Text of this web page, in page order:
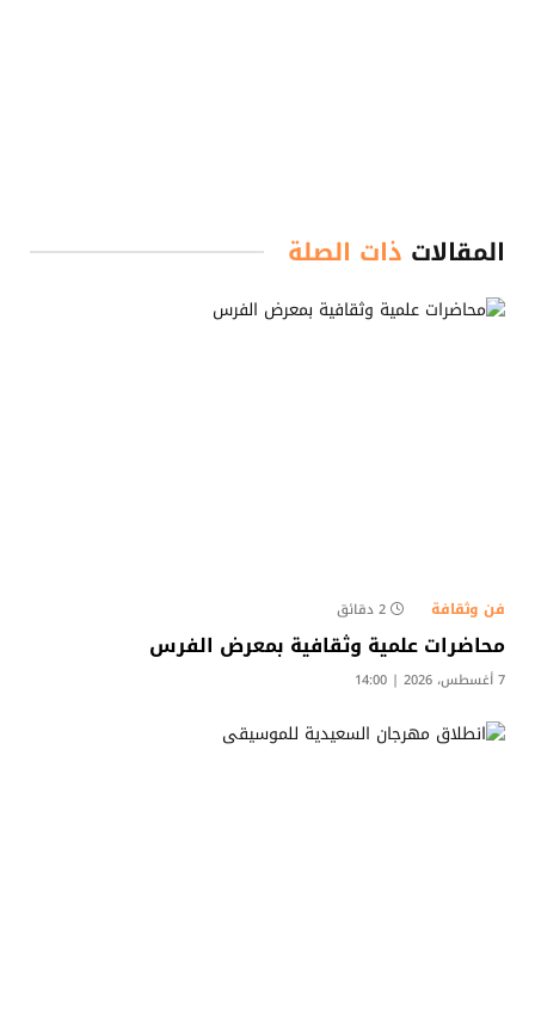
المقالات ذات الصلة
فن وثقافة 2 دقائق
محاضرات علمية وثقافية بمعرض الفرس
7 أغسطس، 2026 | 14:00